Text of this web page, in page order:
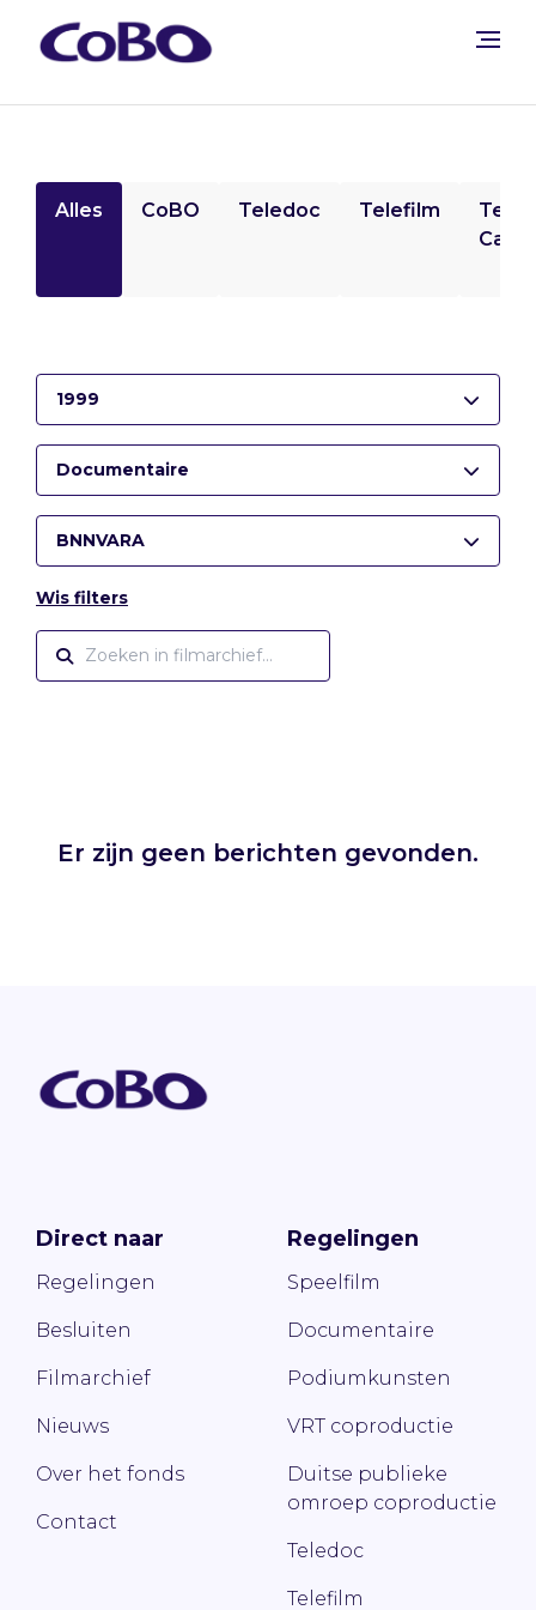
Alles CoBO Teledoc Telefilm
1999
Documentaire
BNNVARA
Wis filters
Er zijn geen berichten gevonden.
Direct naar
Regelingen
Besluiten
Filmarchief
Nieuws
Over het fonds
Contact
Regelingen
Speelfilm
Documentaire
Podiumkunsten
VRT coproductie
Duitse publieke
omroep coproductie
Teledoc
Telefilm